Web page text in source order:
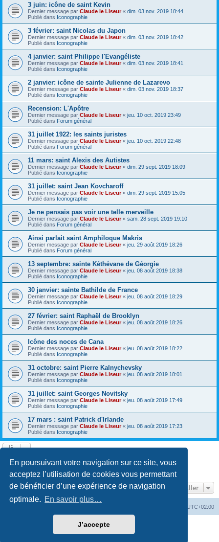
En poursuivant votre navigation sur ce site, vous
acceptez l’utilisation de cookies vous permettant
de bénéficier d’une expérience de navigation
optimale. En savoir plus…
J’accepte
3 juin: icône de saint Kevin
Dernier message par Claude le Liseur« dim. 03 nov. 2019 18:44
Publié dans Iconographie
3 février: saint Nicolas du Japon
Dernier message par Claude le Liseur« dim. 03 nov. 2019 18:42
Publié dans Iconographie
4 janvier: saint Philippe l'Evangéliste
Dernier message par Claude le Liseur« dim. 03 nov. 2019 18:41
Publié dans Iconographie
2 janvier: icône de sainte Julienne de Lazarevo
Dernier message par Claude le Liseur« dim. 03 nov. 2019 18:37
Publié dans Iconographie
Recension: L'Apôtre
Dernier message par Claude le Liseur« jeu. 10 oct. 2019 23:49
Publié dans Forum général
31 juillet 1922: les saints juristes
Dernier message par Claude le Liseur« jeu. 10 oct. 2019 22:48
Publié dans Forum général
11 mars: saint Alexis des Autistes
Dernier message par Claude le Liseur« dim. 29 sept. 2019 18:09
Publié dans Iconographie
31 juillet: saint Jean Kovcharoff
Dernier message par Claude le Liseur« dim. 29 sept. 2019 15:05
Publié dans Iconographie
Je ne pensais pas voir une telle merveille
Dernier message par Claude le Liseur« sam. 28 sept. 2019 19:10
Publié dans Forum général
Ainsi parlait saint Amphiloque Makris
Dernier message par Claude le Liseur« jeu. 29 août 2019 18:26
Publié dans Forum général
13 septembre: sainte Kéthévane de Géorgie
Dernier message par Claude le Liseur« jeu. 08 août 2019 18:38
Publié dans Iconographie
30 janvier: sainte Bathilde de France
Dernier message par Claude le Liseur« jeu. 08 août 2019 18:29
Publié dans Iconographie
27 février: saint Raphaël de Brooklyn
Dernier message par Claude le Liseur« jeu. 08 août 2019 18:26
Publié dans Iconographie
Icône des noces de Cana
Dernier message par Claude le Liseur« jeu. 08 août 2019 18:22
Publié dans Iconographie
31 octobre: saint Pierre Kalnychevsky
Dernier message par Claude le Liseur« jeu. 08 août 2019 18:01
Publié dans Iconographie
31 juillet: saint Georges Novitsky
Dernier message par Claude le Liseur« jeu. 08 août 2019 17:49
Publié dans Iconographie
17 mars : saint Patrick d'Irlande
Dernier message par Claude le Liseur« jeu. 08 août 2019 17:23
Publié dans Iconographie
Page1sur20
3
Aller
UTC+02:00
phpBB® Forum Software © phpBB Limited
©